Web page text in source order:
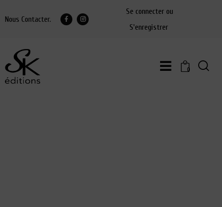
Nous Contacter.
Se connecter ou
S'enregistrer
0